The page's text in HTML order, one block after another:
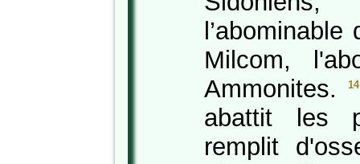
Milcom,
Ammonites.14
abattit les
remplit